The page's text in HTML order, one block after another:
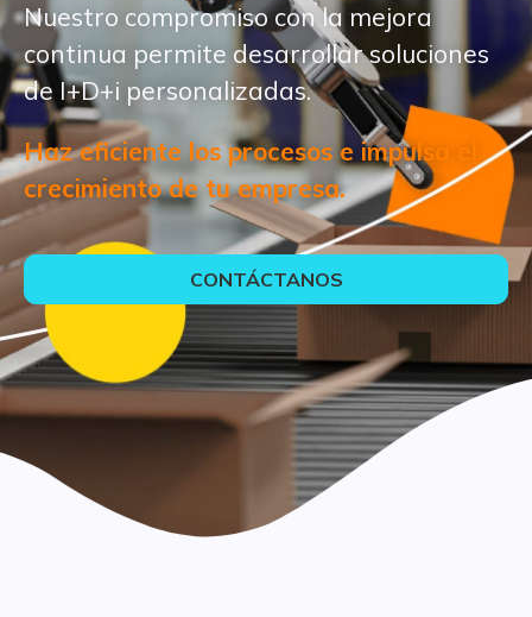
Nuestro compromiso con la mejora
continua permite desarrollar soluciones
de I+D+i personalizadas.
Haz eficiente los procesos e impulsa el
crecimiento de tu empresa.
CONTÁCTANOS